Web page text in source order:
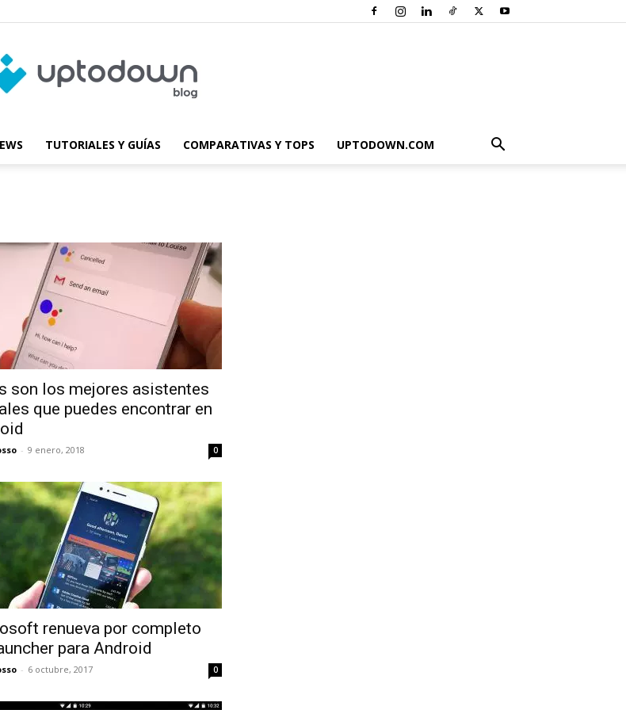
de
Uptodown
TUTORIALES Y GUÍAS COMPARATIVAS Y TOPS UPTODOWN.COM
son los mejores asistentes
que puedes encontrar en
- 9 enero, 2018 0
renueva por completo
para Android
- 6 octubre, 2017 0